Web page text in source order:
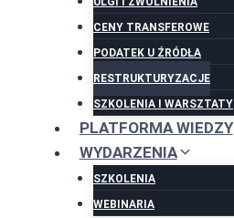
CENY TRANSFEROWE
PODATEK U ŹRÓDŁA
RESTRUKTURYZACJE
SZKOLENIA I WARSZTATY
PLATFORMA WIEDZY
WYDARZENIA
SZKOLENIA
WEBINARIA